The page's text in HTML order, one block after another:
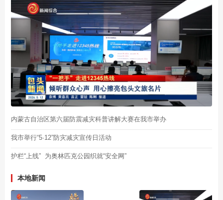
内蒙古自治区第六届防震减灾科普讲解大赛在我市举办
我市举行“5·12”防灾减灾宣传日活动
护栏“上线” 为奥林匹克公园织就“安全网”
本地新闻